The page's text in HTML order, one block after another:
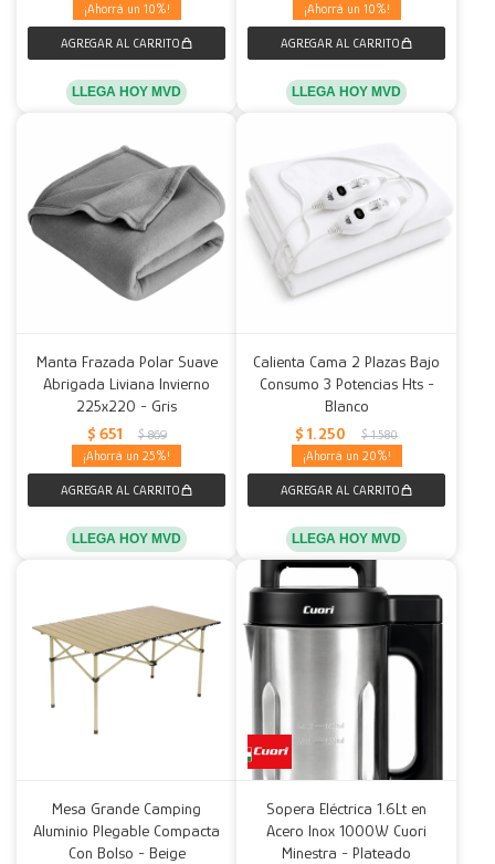
10
LLEGA HOY MVD
10
LLEGA HOY MVD
Manta Frazada Polar Suave
Abrigada Liviana Invierno
225x220 - Gris
$ 651 $ 869
25
LLEGA HOY MVD
Calienta Cama 2 Plazas Bajo
Consumo 3 Potencias Hts -
Blanco
$ 1.250 $ 1.580
20
LLEGA HOY MVD
Mesa Grande Camping
Aluminio Plegable Compacta
Con Bolso - Beige
Sopera Eléctrica 1.6Lt en
Acero Inox 1000W Cuori
Minestra - Plateado